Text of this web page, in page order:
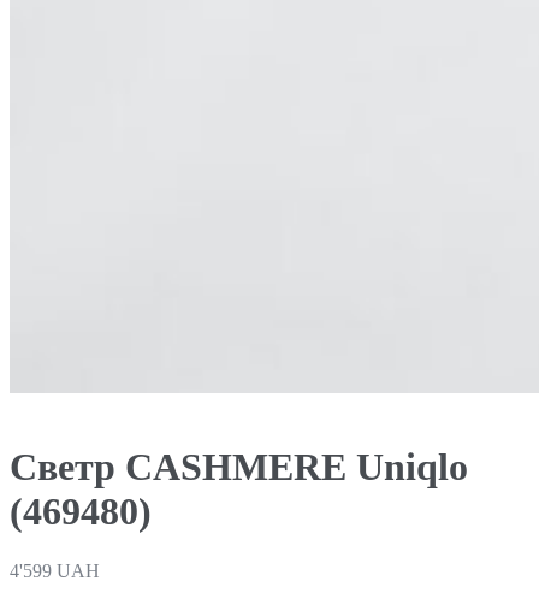
Светр CASHMERE Uniqlo
(469480)
4'599 UAH